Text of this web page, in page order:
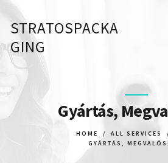
STRATOSPACKA
GING
Gyártás,
HOME ALL SERVICES
GYÁRTÁS,